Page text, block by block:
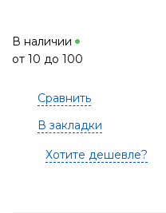
В наличии
от 10 до 100
Сравнить
В закладки
Хотите дешевле?